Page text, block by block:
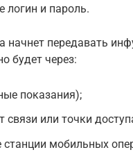
логин и пароль.
начнет передавать
будет через:
показания);
связи или точки
мобильных